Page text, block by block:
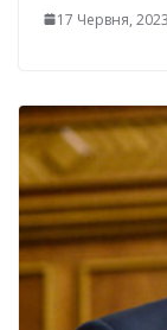
17 Червня, 2023